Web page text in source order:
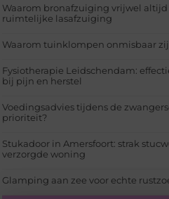
Waarom bronafzuiging vrijwel altijd
ruimtelijke lasafzuiging
Waarom tuinklompen onmisbaar
Fysiotherapie Leidschendam:
bij pijn en herstel
Voedingsadvies tijdens de
prioriteit?
Stukadoor in Amersfoort: strak
verzorgde woning
Glamping aan zee voor echte